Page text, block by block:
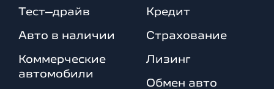
Тест–драйв
Авто в наличии
Коммерческие
автомобили
Кредит
Страхование
Лизинг
Обмен авто